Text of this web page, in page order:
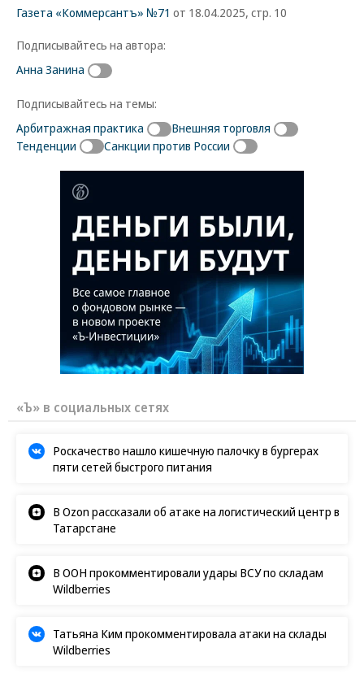
Газета «Коммерсантъ» №71 от 18.04.2025, стр. 10
Подписывайтесь на автора:
Анна Занина
Подписывайтесь на темы:
Арбитражная практика
Внешняя торговля
Тенденции
Санкции против России
«Ъ» в социальных сетях
Роскачество нашло кишечную палочку в бургерах
пяти сетей быстрого питания
В Ozon рассказали об атаке на логистический центр в
Татарстане
В ООН прокомментировали удары ВСУ по складам
Wildberries
Татьяна Ким прокомментировала атаки на склады
Wildberries